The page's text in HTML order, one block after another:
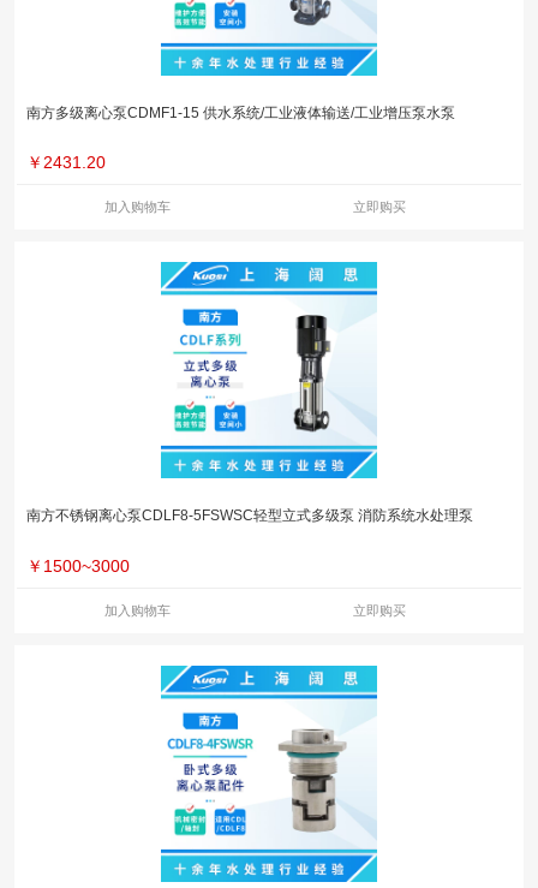
南方多级离心泵CDMF1-15 供水系统/工业液体输送/工业增压泵水泵
￥2431.20
加入购物车 立即购买
南方不锈钢离心泵CDLF8-5FSWSC轻型立式多级泵 消防系统水处理泵
￥ 1500~3000
加入购物车 立即购买